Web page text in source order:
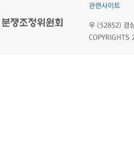
관련사이트
우 (52852) 경
COPYRIGHTS